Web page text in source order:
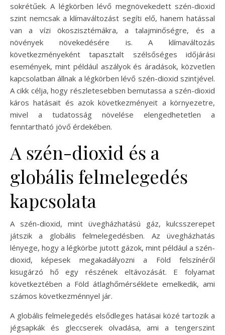
sokrétűek. A légkörben lévő megnövekedett szén-dioxid
szint nemcsak a klímaváltozást segíti elő, hanem hatással
van a vízi ökoszisztémákra, a talajminőségre, és a
növények növekedésére is. A klímaváltozás
következményeként tapasztalt szélsőséges időjárási
események, mint például aszályok és áradások, közvetlen
kapcsolatban állnak a légkörben lévő szén-dioxid szintjével.
A cikk célja, hogy részletesebben bemutassa a szén-dioxid
káros hatásait és azok következményeit a környezetre,
mivel a tudatosság növelése elengedhetetlen a
fenntartható jövő érdekében.
A szén-dioxid és a
globális felmelegedés
kapcsolata
A szén-dioxid, mint üvegházhatású gáz, kulcsszerepet
játszik a globális felmelegedésben. Az üvegházhatás
lényege, hogy a légkörbe jutott gázok, mint például a szén-
dioxid, képesek megakadályozni a Föld felszínéről
kisugárzó hő egy részének eltávozását. E folyamat
következtében a Föld átlaghőmérséklete emelkedik, ami
számos következménnyel jár.
A globális felmelegedés elsődleges hatásai közé tartozik a
jégsapkák és gleccserek olvadása, ami a tengerszint